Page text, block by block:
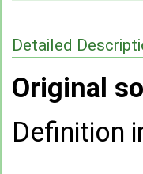
Detailed
Original
Definition